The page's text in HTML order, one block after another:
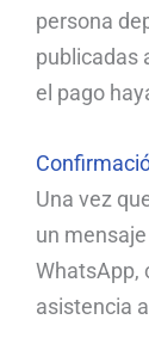
persona
publicadas
el pago
Una vez
un
WhatsApp,
asistencia